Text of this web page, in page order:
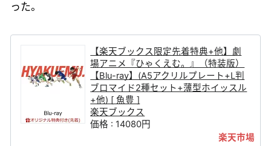
った。
【楽天ブックス限定先着特典+他】劇
場アニメ『ひゃくえむ。』（特装版）
【Blu-ray】(A5アクリルプレート+L判
ブロマイド2種セット+薄型ホイッスル
+他) [ 魚豊 ]
楽天ブックス
価格 : 14080円